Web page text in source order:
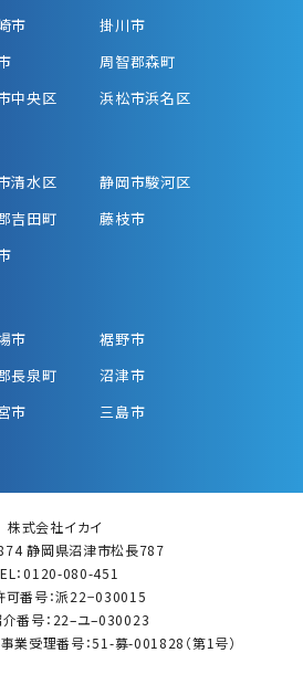
市
掛川市
周智郡森町
中央区 浜松市浜名区
清水区
静岡市駿河区
吉田町
藤枝市
市
裾野市
長泉町
沼津市
市 三島市
株式会社イカイ
静岡県沼津市松長787
：0120-080-451
可番号：派22−030015
番号：22–ユ–030023
業受理番号：51-募-001828（第1号）